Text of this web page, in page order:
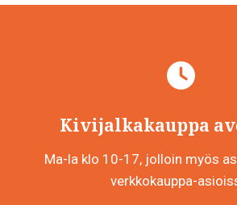
Kivijalkakauppa
Ma-la klo 10-17, jolloin myös
verkkokauppa-